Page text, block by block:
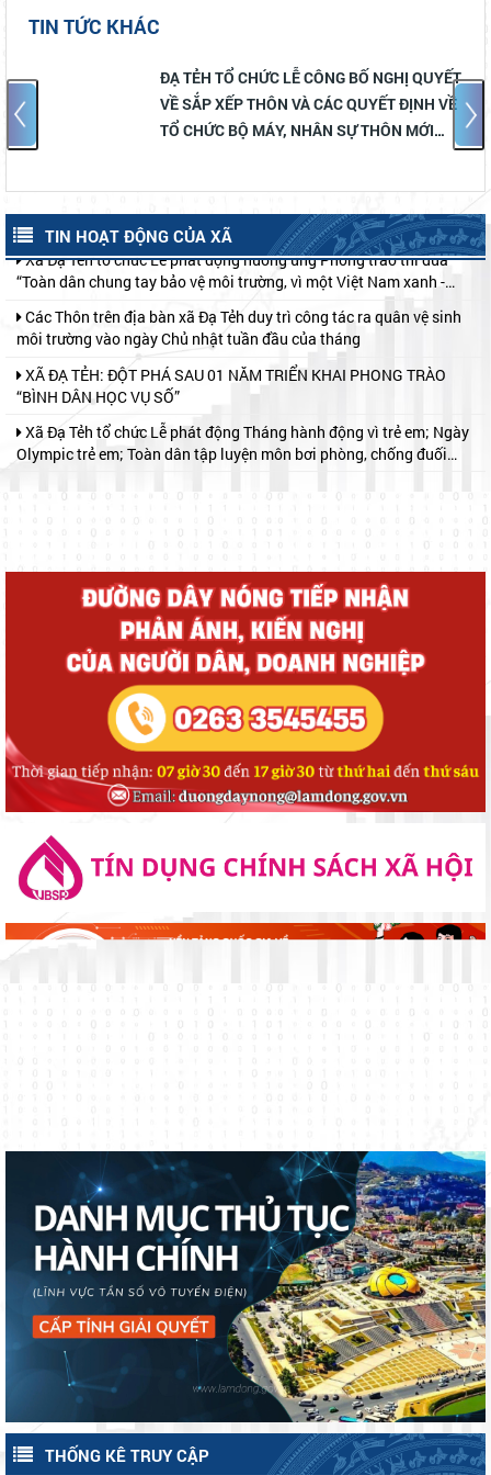
TIN TỨC KHÁC
VỀ
HĐND XÃ ĐẠ TẺH TỔ CHỨC KỲ HỌP
(KỲ HỌP CHUYÊN ĐỀ) KHÓA II, NHIỆM
2026 – 2031
TIN HOẠT ĐỘNG CỦA XÃ
TRÊN ĐỊA BÀN XÃ.
viên giỏi tỉnh Lâm Đồng năm 2026.
Chạm để đồng hàng – chung tay bảo vệ trẻ em trên môi trường
“Toàn dân chung tay bảo vệ môi trường, vì một Việt Nam xanh -
sạch - đẹp”; Ngày ASEAN phòng, chống sốt xuất huyết năm 2026
và Chiến dịch Mùa hè số cùng VneID
Các Thôn trên địa bàn xã Đạ Tẻh duy trì công tác ra quân vệ sinh
môi trường vào ngày Chủ nhật tuần đầu của tháng
“BÌNH DÂN HỌC VỤ SỐ”
Olympic trẻ em; Toàn dân tập luyện môn bơi phòng, chống đuối
nước và Khai mạc hoạt động hè năm 2026
đầu cấp ủy, chính quyền với Nhân dân năm 2026
Xã Đạ Tẻh tổ chức tập huấn, bồi dưỡng kỹ năng số năm 2026
Lãnh đạo xã Đạ Tẻh thăm, chúc mừng Đại lễ Phật đản năm 2026
TỔ CHỨC GẶP MẶT, TẶNG QUÀ NGƯỜI CÓ CÔNG NHÂN DỊP KỶ
NIỆM 79 NĂM NGÀY THƯƠNG BINH - LIỆT SĨ
ANH HÙNG LIỆT SĨ
THĂM HỎI, TẶNG QUÀ GIA ĐÌNH CHÍNH SÁCH NHÂN KỶ NIỆM 79
NĂM NGÀY THƯƠNG BINH - LIỆT SĨ
CÔNG VỚI CÁCH MẠNG NHÂN DỊP KỶ NIỆM 79 NĂM NGÀY
THƯƠNG BINH - LIỆT SĨ (27/7/1947 - 27/7/2026)
TRẬN VÀ CÁC TỔ CHỨC CHÍNH TRỊ - XÃ HỘI 6 THÁNG ĐẦU NĂM
2026
NHIỆM KỲ 2026 – 2031, GÓP PHẦN KIỆN TOÀN TỔ CHỨC Ở CƠ
SỞ, NÂNG CAO HIỆU LỰC, HIỆU QUẢ QUẢN LÝ HÀNH CHÍNH
cơ chế một cửa và chính sách BHXH, BHYT 6 tháng đầu năm 2026
KHÓA II, NHIỆM KỲ 2026 – 2031
viên giỏi tỉnh Lâm Đồng năm 2026.
mạng
“Toàn dân chung tay bảo vệ môi trường, vì một Việt Nam xanh -
sạch - đẹp”; Ngày ASEAN phòng, chống sốt xuất huyết năm 2026
và Chiến dịch Mùa hè số cùng VneID
môi trường vào ngày Chủ nhật tuần đầu của tháng
XÃ ĐẠ TẺH: ĐỘT PHÁ SAU 01 NĂM TRIỂN KHAI PHONG TRÀO
“BÌNH DÂN HỌC VỤ SỐ”
THỐNG KÊ TRUY CẬP